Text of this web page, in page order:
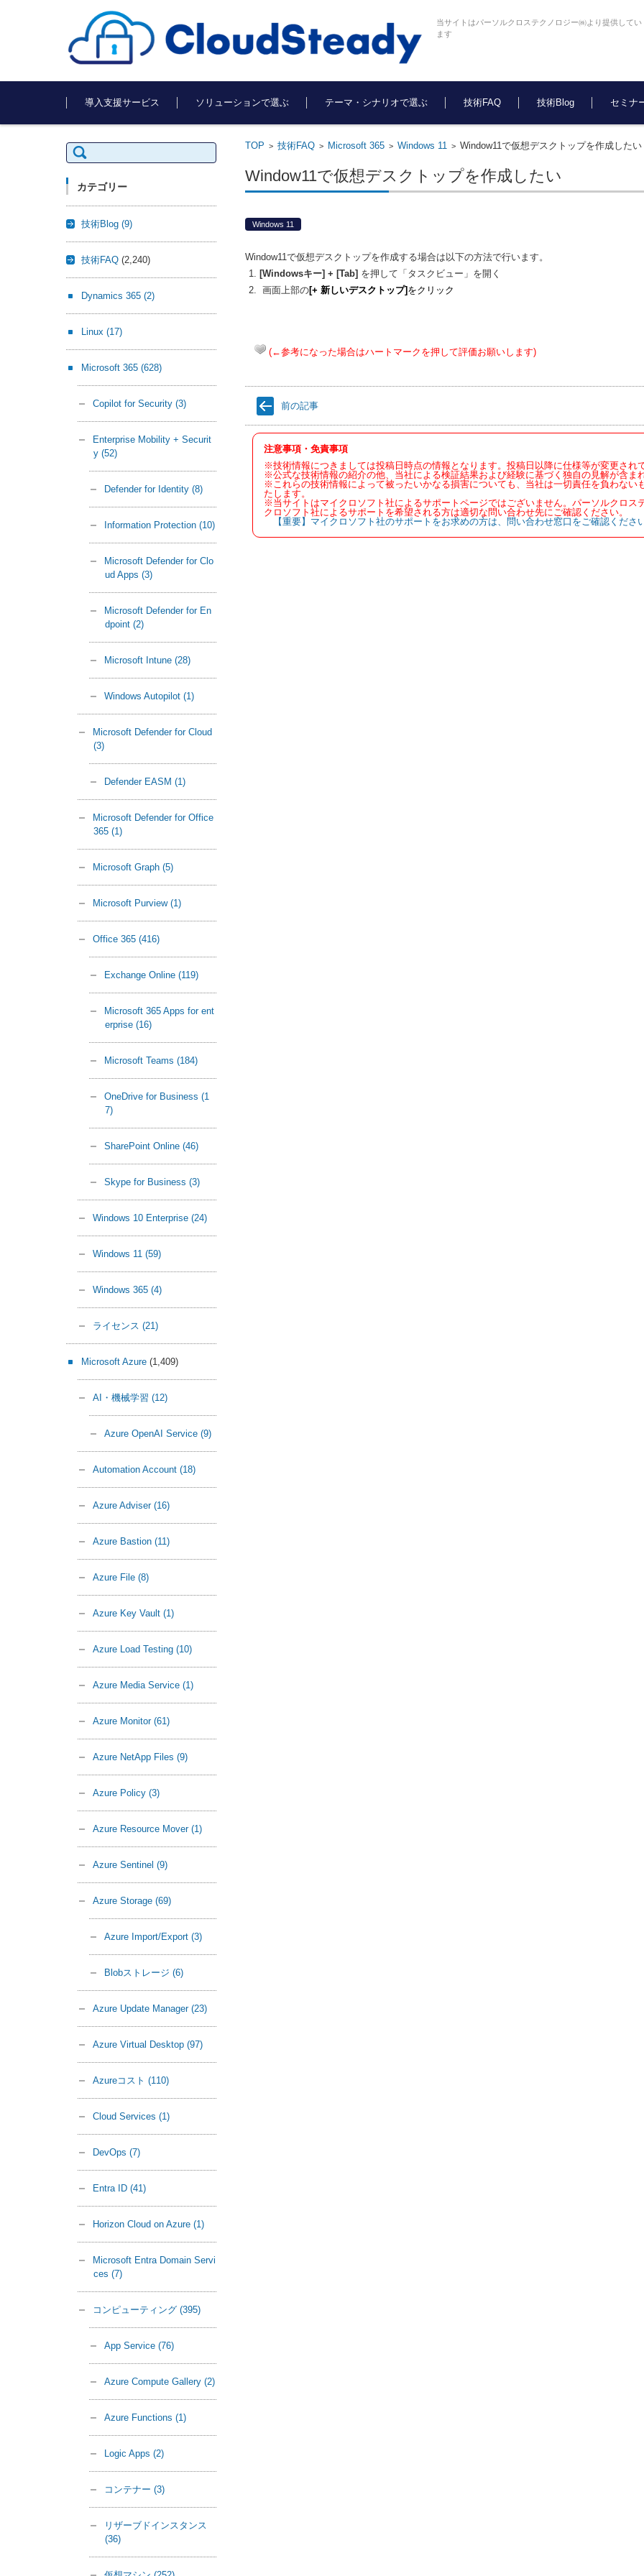
当サイトはパーソルクロステクノロジー㈱より提供してい
ます
コンテンツに移動
導入支援サービス
ソリューションで選ぶ テーマ・シナリオで選ぶ 技術FAQ 技術Blog セミナ
TOP > 技術FAQ> Microsoft 365> Windows 11> Window11で仮想デスクトップを作成したい
Window11で仮想デスクトップを作成したい
Windows 11
Window11で仮想デスクトップを作成する場合は以下の方法で行います。
[Windowsキー] + [Tab] を押して「タスクビュー」を開く
画面上部の[+ 新しいデスクトップ] をクリック
(←参考になった場合はハートマークを押して評価お願いします)
前の記事
注意事項・免責事項
※技術情報につきましては投稿日時点の情報となります。投稿日以降に仕様等が変更され
※公式な技術情報の紹介の他、当社による検証結果および経験に基づく独自の見解が含ま
※これらの技術情報によって被ったいかなる損害についても、当社は一切責任を負わない
たします。
※当サイトはマイクロソフト社によるサポートページではございません。パーソルクロス
クロソフト社によるサポートを希望される方は適切な問い合わせ先にご確認ください。
【重要】マイクロソフト社のサポートをお求めの方は、問い合わせ窓口をご確認くださ
検
索:
カテゴリー
技術Blog (9)
技術FAQ (2,240)
Dynamics 365 (2)
Linux (17)
Microsoft 365 (628)
Copilot for Security (3)
Enterprise Mobility + Securit
y (52)
Defender for Identity (8)
Information Protection (10)
Microsoft Defender for Clo
ud Apps (3)
Microsoft Defender for En
dpoint (2)
Microsoft Intune (28)
Windows Autopilot (1)
Microsoft Defender for Cloud
(3)
Defender EASM (1)
Microsoft Defender for Office
365 (1)
Microsoft Graph (5)
Microsoft Purview (1)
Office 365 (416)
Exchange Online (119)
Microsoft 365 Apps for ent
erprise (16)
Microsoft Teams (184)
OneDrive for Business (1
7)
SharePoint Online (46)
Skype for Business (3)
Windows 10 Enterprise (24)
Windows 11 (59)
Windows 365 (4)
ライセンス (21)
Microsoft Azure (1,409)
AI・機械学習 (12)
Azure OpenAI Service (9)
Automation Account (18)
Azure Adviser (16)
Azure Bastion (11)
Azure File (8)
Azure Key Vault (1)
Azure Load Testing (10)
Azure Media Service (1)
Azure Monitor (61)
Azure NetApp Files (9)
Azure Policy (3)
Azure Resource Mover (1)
Azure Sentinel (9)
Azure Storage (69)
Azure Import/Export (3)
Blobストレージ (6)
Azure Update Manager (23)
Azure Virtual Desktop (97)
Azureコスト (110)
Cloud Services (1)
DevOps (7)
Entra ID (41)
Horizon Cloud on Azure (1)
Microsoft Entra Domain Servi
ces (7)
コンピューティング (395)
App Service (76)
Azure Compute Gallery (2)
Azure Functions (1)
Logic Apps (2)
コンテナー (3)
リザーブドインスタンス
(36)